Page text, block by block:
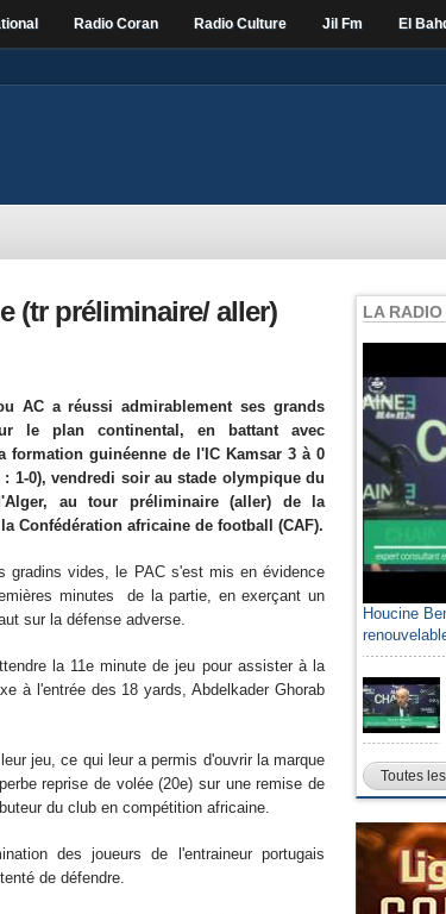
Radio Coran Radio Culture Jil Fm El
(tr préliminaire/ aller)
AC a réussi admirablement ses grands
le plan continental, en battant avec
formation guinéenne de l'IC Kamsar 3 à 0
: 1-0), vendredi soir au stade olympique du
au tour préliminaire (aller) de la
Confédération africaine de football (CAF).
gradins vides, le PAC s'est mis en évidence
minutes de la partie, en exerçant un
sur la défense adverse.
la 11e minute de jeu pour assister à la
à l'entrée des 18 yards, Abdelkader Ghorab
jeu, ce qui leur a permis d'ouvrir la marque
reprise de volée (20e) sur une remise de
du club en compétition africaine.
des joueurs de l'entraineur portugais
de défendre.
LA RADIO
Houcine
Toutes